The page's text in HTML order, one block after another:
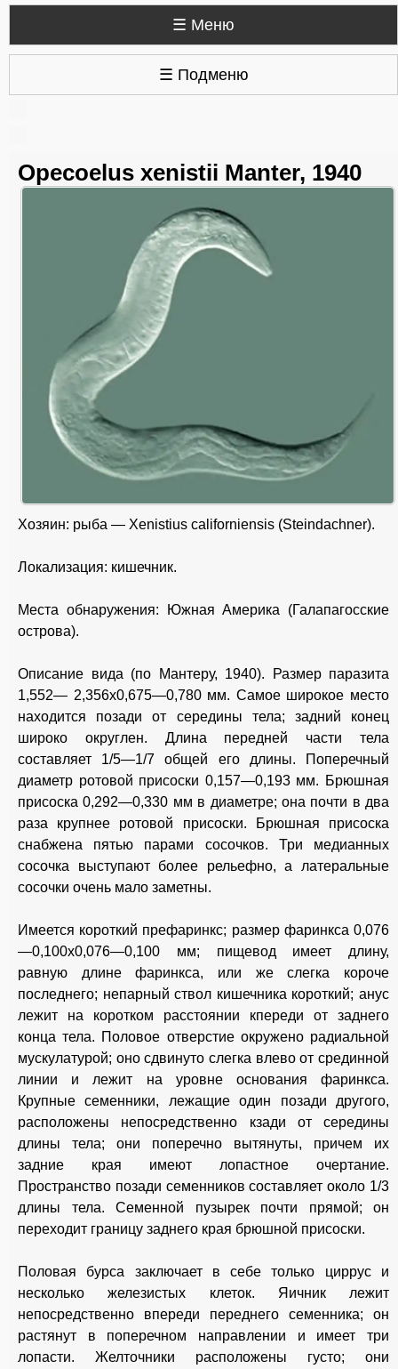
☰ Меню
☰ Подменю
Opecoelus xenistii Manter, 1940
Хозяин: рыба — Xenistius californiensis (Steindachner).
Локализация: кишечник.
Места обнаружения: Южная Америка (Галапагосские
острова).
Описание вида (по Мантеру, 1940). Размер паразита
1,552— 2,356x0,675—0,780 мм. Самое широкое место
находится позади от середины тела; задний конец
широко округлен. Длина передней части тела
составляет 1/5—1/7 общей его длины. Поперечный
диаметр ротовой присоски 0,157—0,193 мм. Брюшная
присоска 0,292—0,330 мм в диаметре; она почти в два
раза крупнее ротовой присоски. Брюшная присоска
снабжена пятью парами сосочков. Три медианных
сосочка выступают более рельефно, а латеральные
сосочки очень мало заметны.
Имеется короткий префаринкс; размер фаринкса 0,076
—0,100x0,076—0,100 мм; пищевод имеет длину,
равную длине фаринкса, или же слегка короче
последнего; непарный ствол кишечника короткий; анус
лежит на коротком расстоянии кпереди от заднего
конца тела. Половое отверстие окружено радиальной
мускулатурой; оно сдвинуто слегка влево от срединной
линии и лежит на уровне основания фаринкса.
Крупные семенники, лежащие один позади другого,
расположены непосредственно кзади от середины
длины тела; они поперечно вытянуты, причем их
задние края имеют лопастное очертание.
Пространство позади семенников составляет около 1/3
длины тела. Семенной пузырек почти прямой; он
переходит границу заднего края брюшной присоски.
Половая бурса заключает в себе только циррус и
несколько железистых клеток. Яичник лежит
непосредственно впереди переднего семенника; он
растянут в поперечном направлении и имеет три
лопасти. Желточники расположены густо; они